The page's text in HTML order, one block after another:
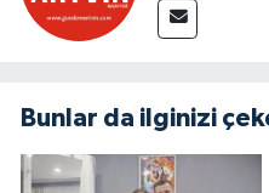
Bunlar da ilginizi